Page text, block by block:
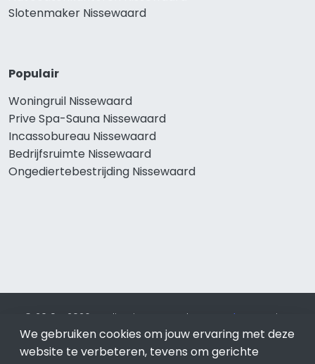
Slotenmaker Nissewaard
Populair
Woningruil Nissewaard
Prive Spa-Sauna Nissewaard
Incassobureau Nissewaard
Bedrijfsruimte Nissewaard
Ongediertebestrijding Nissewaard
© 2019 - 2026 Realisatie en SEO door SEO-bureau
Lion
Internet. Betaal alleen voor bewezen resultaten?SEO
optimalisatie No Cure No Pay.Nissewaardis onderdeel van
We gebruiken cookies om jouw ervaring met deze
website te verbeteren, tevens om gerichte